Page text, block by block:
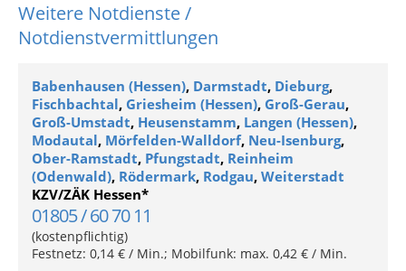
Weitere Notdienste /
Notdienstvermittlungen
Babenhausen (Hessen), Darmstadt, Dieburg,
Fischbachtal, Griesheim (Hessen), Groß-Gerau,
Groß-Umstadt, Heusenstamm, Langen (Hessen),
Modautal, Mörfelden-Walldorf, Neu-Isenburg,
Ober-Ramstadt, Pfungstadt, Reinheim
(Odenwald), Rödermark, Rodgau, Weiterstadt
KZV/ZÄK Hessen*
01805 / 60 70 11
(kostenpflichtig)
Festnetz: 0,14 € / Min.; Mobilfunk: max. 0,42 € / Min.